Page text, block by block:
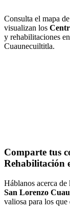
Consulta el mapa
visualizan los
y rehabilitaciones
Cuaunecuiltitla.
Comparte tus
Rehabilitación
Háblanos acerca de
San Lorenzo
valiosa para los